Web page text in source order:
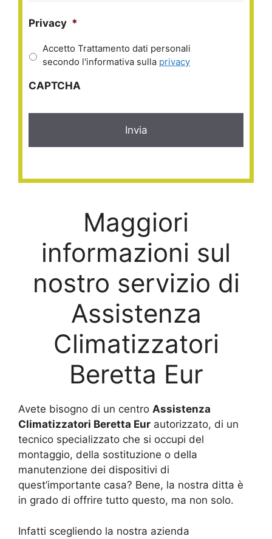
Privacy *
Accetto Trattamento dati personali
secondo l'informativa sulla privacy
CAPTCHA
Maggiori
informazioni sul
nostro servizio di
Assistenza
Climatizzatori
Beretta Eur
Avete bisogno di un centro Assistenza
Climatizzatori Beretta Eur autorizzato, di un
tecnico specializzato che si occupi del
montaggio, della sostituzione o della
manutenzione dei dispositivi di
quest’importante casa? Bene, la nostra ditta è
in grado di offrire tutto questo, ma non solo.
Infatti scegliendo la nostra azienda